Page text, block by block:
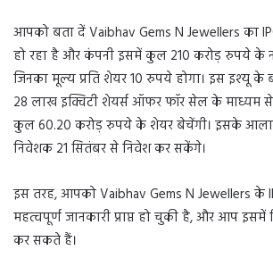
आपको बता दें Vaibhav Gems N Jewellers का
हो रहा है और कंपनी इसमें कुल 210 करोड़ रुपये के
जिनका मूल्य प्रति शेयर 10 रुपये होगा। इस इश्यू के
28 लाख इक्विटी शेयर्स ऑफर फॉर सेल के माध्यम
कुल 60.20 करोड़ रुपये के शेयर बेचेंगी। इसके
निवेशक 21 सितंबर से निवेश कर सकेंगे।
इस तरह, आपको Vaibhav Gems N Jewellers के
महत्वपूर्ण जानकारी प्राप्त हो चुकी है, और आप
कर सकते हैं।